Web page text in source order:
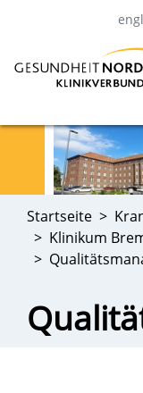
Startseite
Klinikum